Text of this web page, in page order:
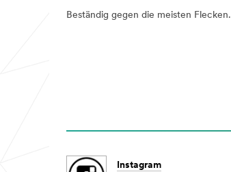
Beständig gegen die meisten Flecken.
Instagram